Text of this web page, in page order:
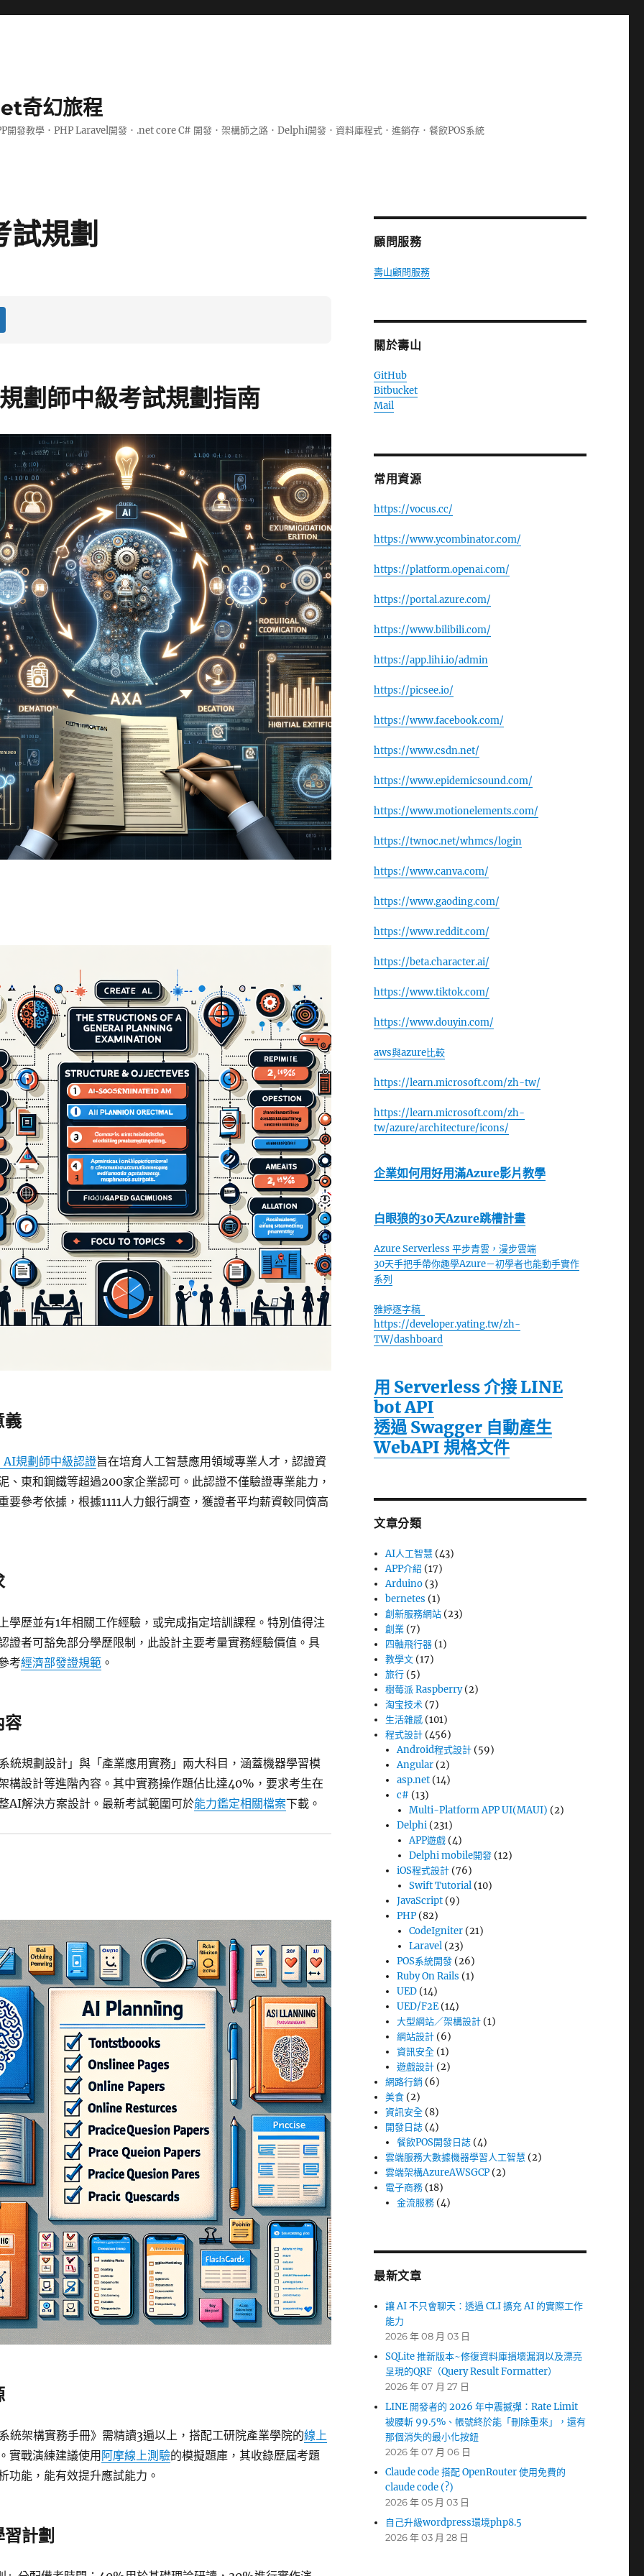
奇幻旅程
發教學．PHP Laravel開發．.net core C# 開發．架構師之路．Delphi開發．資料庫程式．進銷存．餐飲POS系統
規劃
劃師中級考試規劃指南
義
AI規劃師中級認證旨在培育人工智慧應用領域專業人才，認證資
、東和鋼鐵等超過200家企業認可。此認證不僅驗證專業能力，
要參考依據，根據1111人力銀行調查，獲證者平均薪資較同儕高
學歷並有1年相關工作經驗，或完成指定培訓課程。特別值得注
證者可豁免部分學歷限制，此設計主要考量實務經驗價值。具
考經濟部發證規範。
容
統規劃設計」與「產業應用實務」兩大科目，涵蓋機器學習模
構設計等進階內容。其中實務操作題佔比達40%，要求考生在
AI解決方案設計。最新考試範圍可於能力鑑定相關檔案下載。
統架構實務手冊》需精讀3遍以上，搭配工研院產業學院的線上
實戰演練建議使用 阿摩線上測驗的模擬題庫，其收錄歷屆考題
功能，能有效提升應試能力。
計劃
顧問服務
壽山顧問服務
關於壽山
GitHub
Bitbucket
Mail
常用資源
https://vocus.cc/
https://www.ycombinator.com/
https://platform.openai.com/
https://portal.azure.com/
https://www.bilibili.com/
https://app.lihi.io/admin
https://picsee.io/
https://www.facebook.com/
https://www.csdn.net/
https://www.epidemicsound.com/
https://www.motionelements.com/
https://twnoc.net/whmcs/login
https://www.canva.com/
https://www.gaoding.com/
https://www.reddit.com/
https://beta.character.ai/
https://www.tiktok.com/
https://www.douyin.com/
aws與azure比較
https://learn.microsoft.com/zh-tw/
https://learn.microsoft.com/zh-
tw/azure/architecture/icons/
企業如何用好用滿Azure影片教學
白眼狼的30天Azure跳槽計畫
Azure Serverless 平步青雲，漫步雲端
30天手把手帶你趣學Azure－初學者也能動手實作
系列
雅婷逐字稿
https://developer.yating.tw/zh-
TW/dashboard
用 Serverless 介接 LINE
bot API
透過 Swagger 自動產生
WebAPI 規格文件
文章分類
AI人工智慧 (43)
APP介紹 (17)
Arduino (3)
bernetes (1)
創新服務網站 (23)
創業 (7)
四軸飛行器 (1)
教學文 (17)
旅行 (5)
樹莓派 Raspberry(2)
淘宝技术 (7)
生活雜感 (101)
程式設計 (456)
Android程式設計 (59)
Angular (2)
asp.net (14)
c# (13)
Multi-Platform APP UI(MAUI) (2)
Delphi (231)
APP遊戲(4)
Delphi mobile開發(12)
iOS程式設計 (76)
Swift Tutorial(10)
JavaScript (9)
PHP (82)
CodeIgniter(21)
Laravel(23)
POS系統開發 (26)
Ruby On Rails (1)
UED (14)
UED/F2E (14)
大型網站／架構設計 (1)
網站設計 (6)
資訊安全 (1)
遊戲設計 (2)
網路行銷 (6)
美食 (2)
資訊安全 (8)
開發日誌 (4)
餐飲POS開發日誌 (4)
雲端服務大數據機器學習人工智慧 (2)
雲端架構AzureAWSGCP (2)
電子商務 (18)
金流服務 (4)
最新文章
讓 AI 不只會聊天：透過 CLI 擴充 AI 的實際工作
能力
2026 年 08 月 03 日
SQLite 推新版本~修復資料庫損壞漏洞以及漂亮
呈現的QRF（Query Result Formatter）
2026 年 07 月 27 日
LINE 開發者的 2026 年中震撼彈：Rate Limit
被腰斬 99.5%、帳號終於能「刪除重來」，還有
那個消失的最小化按鈕
2026 年 07 月 06 日
Claude code 搭配 OpenRouter 使用免費的
claude code (?)
2026 年 05 月 03 日
自己升級wordpress環境php8.5
2026 年 03 月 28 日